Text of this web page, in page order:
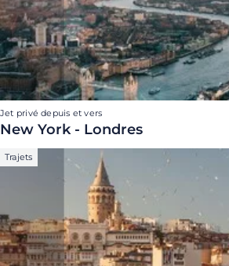
Jet privé depuis et vers
New York - Londres
Trajets